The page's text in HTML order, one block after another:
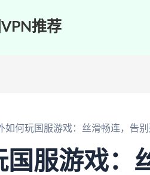
VPN推荐
如何玩国服游戏：丝滑畅连，告
国服游戏：